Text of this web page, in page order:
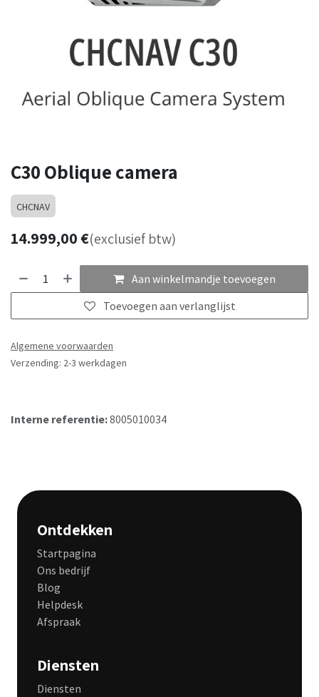
C30 Oblique camera
CHCNAV
14.999,00€(exclusief btw)
Aan winkelmandje toevoegen
Toevoegen aan verlanglijst
Algemene voorwaarden
Verzending: 2-3 werkdagen
Interne referentie:8005010034
Ontdekken
Startpagina
Ons bedrijf
Blog
Helpdesk
Afspraak
Diensten
Diensten